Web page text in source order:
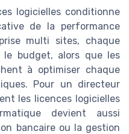
logicielles conditionne
de la performance
multi sites, chaque
le budget, alors que les
à optimiser chaque
Pour un directeur
les licences logicielles
devient aussi
bancaire ou la gestion